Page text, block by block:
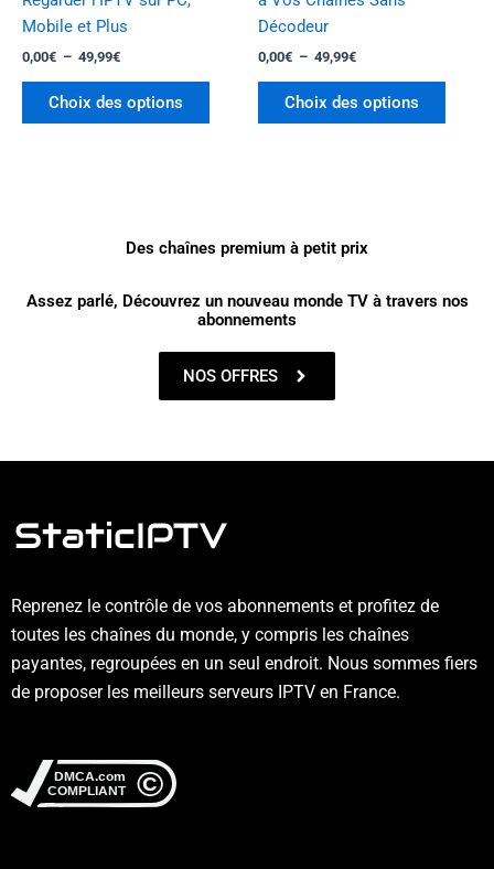
Mobile et Plus
0,00€ – 49,99€
Choix des options
Décodeur
0,00€ – 49,99€
Choix des options
Des chaînes premium à petit prix
Assez parlé, Découvrez un nouveau monde TV à travers nos
abonnements
NOS OFFRES
Reprenez le contrôle de vos abonnements et profitez de
toutes les chaînes du monde, y compris les chaînes
payantes, regroupées en un seul endroit. Nous sommes fiers
de proposer les meilleurs serveurs IPTV en France.